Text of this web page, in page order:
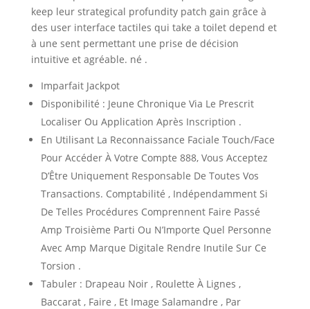
keep leur strategical profundity patch gain grâce à
des user interface tactiles qui take a toilet depend et
à une sent permettant une prise de décision
intuitive et agréable. né .
Imparfait Jackpot
Disponibilité : Jeune Chronique Via Le Prescrit
Localiser Ou Application Après Inscription .
En Utilisant La Reconnaissance Faciale Touch/Face
Pour Accéder À Votre Compte 888, Vous Acceptez
D’Être Uniquement Responsable De Toutes Vos
Transactions. Comptabilité , Indépendamment Si
De Telles Procédures Comprennent Faire Passé
Amp Troisième Parti Ou N’Importe Quel Personne
Avec Amp Marque Digitale Rendre Inutile Sur Ce
Torsion .
Tabuler : Drapeau Noir , Roulette À Lignes ,
Baccarat , Faire , Et Image Salamandre , Par